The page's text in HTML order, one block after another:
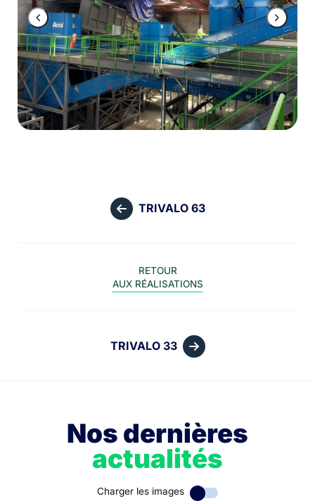
TRIVALO 63
RETOUR
AUX RÉALISATIONS
TRIVALO 33
Nos dernières
actualités
Charger les images